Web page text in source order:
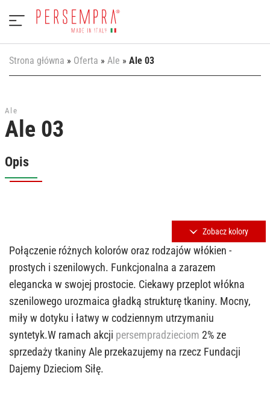
Strona główna » Oferta » Ale » Ale 03
Ale
Ale 03
Opis
Zobacz kolory
Połączenie różnych kolorów oraz rodzajów włókien -
prostych i szenilowych. Funkcjonalna a zarazem
elegancka w swojej prostocie. Ciekawy przeplot włókna
szenilowego urozmaica gładką strukturę tkaniny. Mocny,
miły w dotyku i łatwy w codziennym utrzymaniu
syntetyk.W ramach akcji persempradzieciom 2% ze
sprzedaży tkaniny Ale przekazujemy na rzecz Fundacji
Dajemy Dzieciom Siłę.